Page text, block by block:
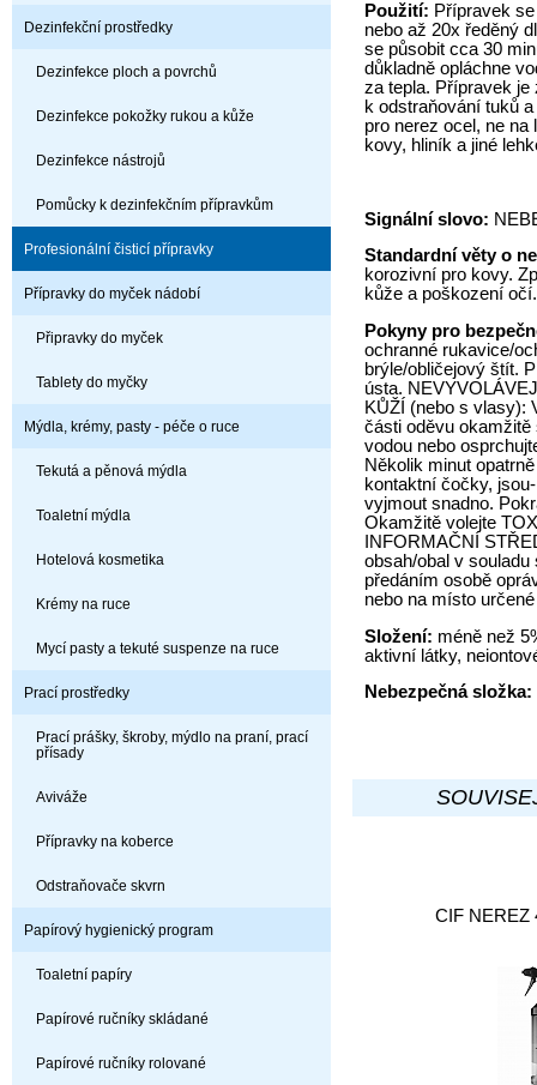
Dezinfekční prostředky
Dezinfekce ploch a povrchů
Dezinfekce pokožky rukou a kůže
Dezinfekce nástrojů
Pomůcky k dezinfekčním přípravkům
Profesionální čisticí přípravky
Přípravky do myček nádobí
Připravky do myček
Tablety do myčky
Mýdla, krémy, pasty - péče o ruce
Tekutá a pěnová mýdla
Toaletní mýdla
Hotelová kosmetika
Krémy na ruce
Mycí pasty a tekuté suspenze na ruce
Prací prostředky
Prací prášky, škroby, mýdlo na praní, prací
přísady
Aviváže
Přípravky na koberce
Odstraňovače skvrn
Papírový hygienický program
Toaletní papíry
Papírové ručníky skládané
Papírové ručníky rolované
Použití: Přípravek
nebo až 20x ředěný
se působit cca 30
důkladně opláchne
za tepla. Přípravek je
k odstraňování tuků
pro nerez ocel, ne na
kovy, hliník a jiné
Signální slovo:
Standardní věty o
korozivní pro kovy.
kůže a poškození očí.
Pokyny pro
ochranné rukavice/
brýle/obličejový štít.
ústa.
KŮŽÍ (nebo s vlasy):
části oděvu
vodou nebo
Několik minut
kontaktní čočky,
vyjmout snadno.
Okamžitě volejte
INFORMAČNÍ
obsah/obal v
předáním osobě
nebo na místo
Složení: méně než
aktivní látky,
Nebezpečná složka:
CIF NEREZ